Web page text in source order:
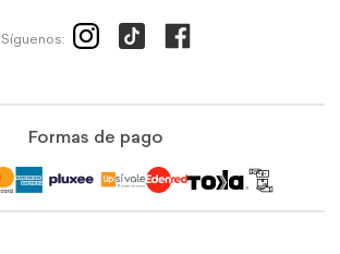
Síguenos:
Formas de pago